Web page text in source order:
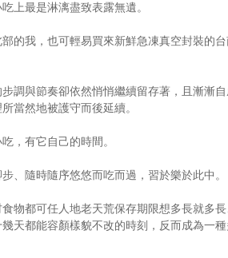
上最是淋漓盡致表露無遺。
的我，也可輕易買來新鮮急凍真空封裝的
調與節奏卻依然悄悄繼續留存著，且漸漸
當然地被護守而後延續。
，有它自己的時間。
、隨時隨序悠悠而吃而過，習於樂於此中。
物都可任人地老天荒保存期限想多長就多
天都能容顏樣貌不改的時刻，反而成為一